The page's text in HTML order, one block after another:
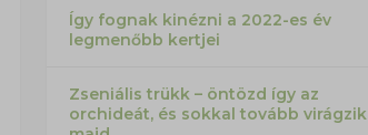
Így fognak kinézni a 2022-es év
legmenőbb kertjei
Zseniális trükk – öntözd így az
orchideát, és sokkal tovább virágzik